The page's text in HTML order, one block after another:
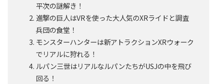
平次の謎解き！
進撃の巨人はVRを使った大人気のXRライドと調査
兵団の食堂！
モンスターハンターは新アトラクションXRウォーク
でリアルに狩れる！
ルパン三世はリアルなルパンたちがUSJの中を飛び
回る！